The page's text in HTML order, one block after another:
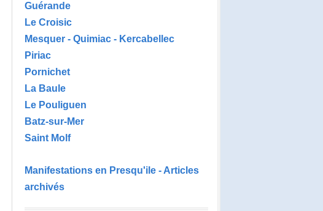
Guérande
Le Croisic
Mesquer - Quimiac - Kercabellec
Piriac
Pornichet
La Baule
Le Pouliguen
Batz-sur-Mer
Saint Molf
Manifestations en Presqu'ile - Articles
archivés